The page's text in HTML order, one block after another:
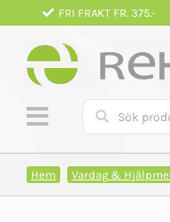
Fortsätt
innehållet
FRI FRAKT FR. 375.-
Hem Vardag &